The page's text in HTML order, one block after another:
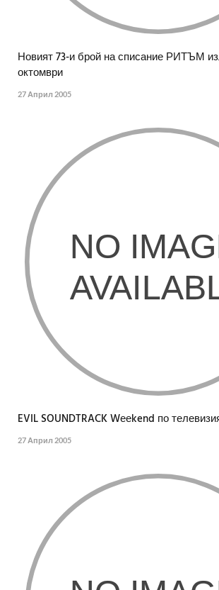
Новият 73-и брой на списание РИТЪМ
октомври
27 Април 2005
EVIL SOUNDTRACK Wееkend по
27 Април 2005